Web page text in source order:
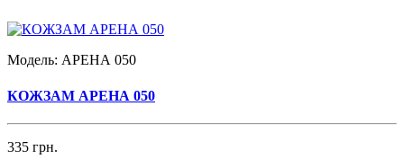
Модель: АРЕНА 050
КОЖЗАМ АРЕНА 050
335 грн.